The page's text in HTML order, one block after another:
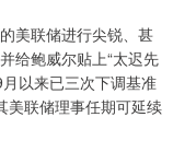
美联储进行尖锐、甚
给鲍威尔贴上“太迟先
以来已三次下调基准
美联储理事任期可延续